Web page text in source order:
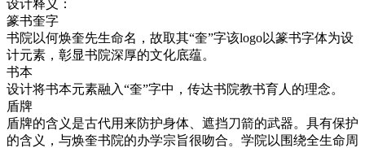
设计释义：
篆书奎字
书院以何焕奎先生命名，故取其“奎”字该logo以篆书字体为设
计元素，彰显书院深厚的文化底蕴。
书本
设计将书本元素融入“奎”字中，传达书院教书育人的理念。
盾牌
盾牌的含义是古代用来防护身体、遮挡刀箭的武器。具有保护
的含义，与焕奎书院的办学宗旨很吻合。学院以围绕全生命周